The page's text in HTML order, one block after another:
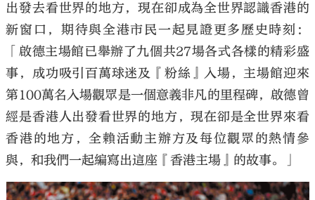
出發去看世界的地方，現在卻成為全世界認識香港的
新窗口，期待與全港市民一起見證更多歷史時刻：
「啟德主場館已舉辦了九個共27場各式各樣的精彩盛
事，成功吸引百萬球迷及『粉絲』入場，主場館迎來
第100萬名入場觀眾是一個意義非凡的里程碑，啟德曾
經是香港人出發看世界的地方，現在卻是全世界來看
香港的地方，全賴活動主辦方及每位觀眾的熱情參
與，和我們一起編寫出這座『香港主場』的故事。」